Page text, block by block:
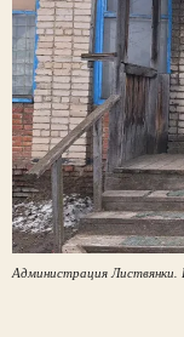
Администрация Листвянки.